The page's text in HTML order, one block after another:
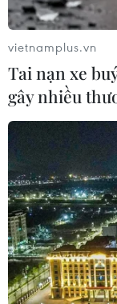
Anh
Theo dõi
TIN LIÊN
vietnamplus.vn
Tai nạn xe
gây nhiều